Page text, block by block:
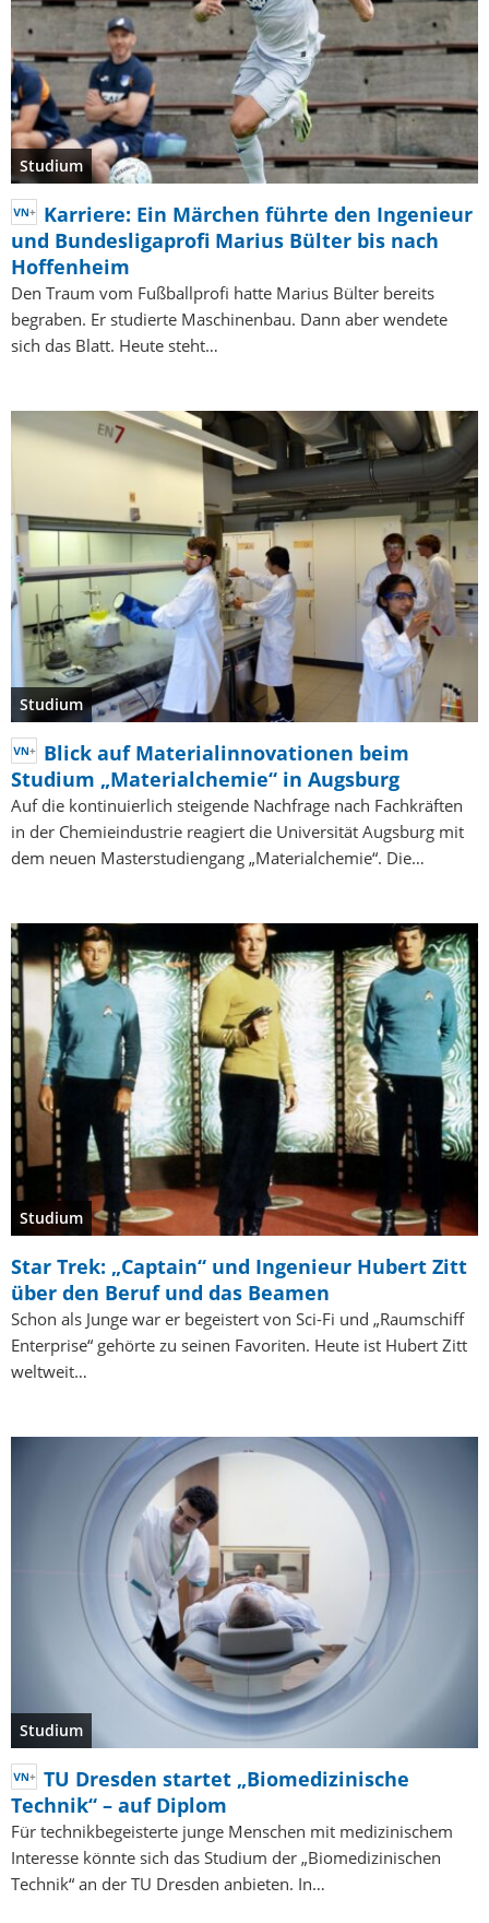
Studium
Karriere: Ein Märchen führte den Ingenieur
und Bundesligaprofi Marius Bülter bis nach
Hoffenheim
Den Traum vom Fußballprofi hatte Marius Bülter bereits
begraben. Er studierte Maschinenbau. Dann aber wendete
sich das Blatt. Heute steht…
Studium
Blick auf Materialinnovationen beim
Studium „Materialchemie“ in Augsburg
Auf die kontinuierlich steigende Nachfrage nach Fachkräften
in der Chemieindustrie reagiert die Universität Augsburg mit
dem neuen Masterstudiengang „Materialchemie“. Die…
Studium
Star Trek: „Captain“ und Ingenieur Hubert Zitt
über den Beruf und das Beamen
Schon als Junge war er begeistert von Sci-Fi und „Raumschiff
Enterprise“ gehörte zu seinen Favoriten. Heute ist Hubert Zitt
weltweit…
Studium
TU Dresden startet „Biomedizinische
Technik“ – auf Diplom
Für technikbegeisterte junge Menschen mit medizinischem
Interesse könnte sich das Studium der „Biomedizinischen
Technik“ an der TU Dresden anbieten. In…